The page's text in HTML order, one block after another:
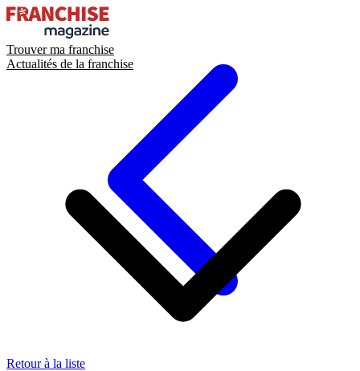
Trouver ma franchise
Actualités de la franchise
Retour à la liste